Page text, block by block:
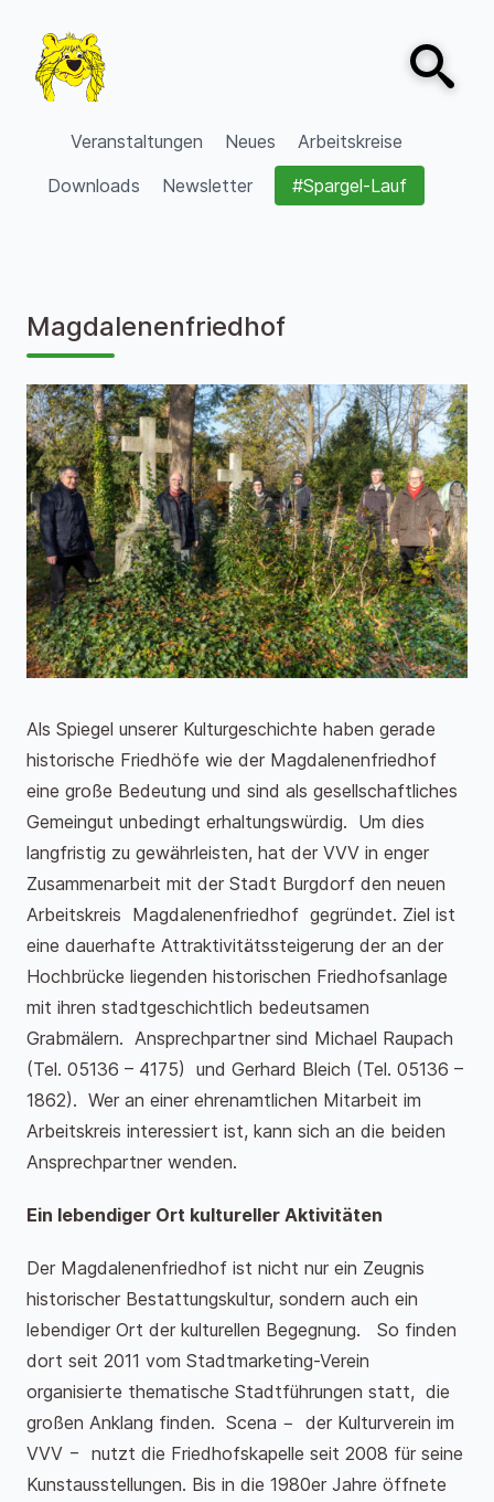
VVV Burgdorf
Veranstaltungen Neues
Arbeitskreise
Downloads
Newsletter #Spargel-Lauf
Open
Magdalenenfriedhof
Als Spiegel unserer Kulturgeschichte haben gerade
historische Friedhöfe wie der Magdalenenfriedhof
eine große Bedeutung und sind als gesellschaftliches
Gemeingut unbedingt erhaltungswürdig. Um dies
langfristig zu gewährleisten, hat der VVV in enger
Zusammenarbeit mit der Stadt Burgdorf den neuen
Arbeitskreis Magdalenenfriedhof gegründet. Ziel ist
eine dauerhafte Attraktivitätssteigerung der an der
Hochbrücke liegenden historischen Friedhofsanlage
mit ihren stadtgeschichtlich bedeutsamen
Grabmälern. Ansprechpartner sind Michael Raupach
(Tel. 05136 – 4175) und Gerhard Bleich (Tel. 05136 –
1862). Wer an einer ehrenamtlichen Mitarbeit im
Arbeitskreis interessiert ist, kann sich an die beiden
Ansprechpartner wenden.
Ein lebendiger Ort kultureller Aktivitäten
Der Magdalenenfriedhof ist nicht nur ein Zeugnis
historischer Bestattungskultur, sondern auch ein
lebendiger Ort der kulturellen Begegnung. So finden
dort seit 2011 vom Stadtmarketing-Verein
organisierte thematische Stadtführungen statt, die
großen Anklang finden. Scena − der Kulturverein im
VVV − nutzt die Friedhofskapelle seit 2008 für seine
Kunstausstellungen. Bis in die 1980er Jahre öffnete